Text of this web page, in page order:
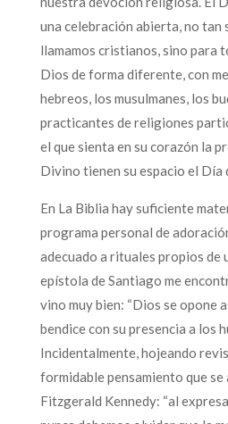
una celebración abierta, no tan
llamamos cristianos, sino para
Dios de forma diferente, con
hebreos, los musulmanes, los
practicantes de religiones
el que sienta en su corazón la
Divino tienen su espacio el Día
En La Biblia hay suficiente
programa personal de
adecuado a rituales propios de
epístola de Santiago me
vino muy bien: “Dios se opone
bendice con su presencia a los
Incidentalmente, hojeando
formidable pensamiento que se
Fitzgerald Kennedy: “al